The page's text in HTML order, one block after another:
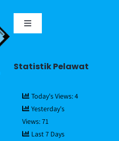
Toggle
Statistik Pelawat
Today's Views:4
Yesterday's
Views:71
Last 7 Days